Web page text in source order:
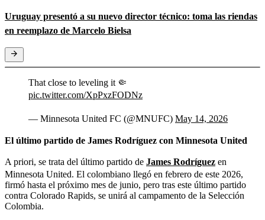
Uruguay presentó a su nuevo director técnico: toma las riendas
en reemplazo de Marcelo Bielsa
That close to leveling it 🤏
pic.twitter.com/XpPxzFODNz
— Minnesota United FC (@MNUFC) May 14, 2026
El último partido de James Rodríguez con Minnesota United
A priori, se trata del último partido de James Rodríguez en
Minnesota United. El colombiano llegó en febrero de este 2026,
firmó hasta el próximo mes de junio, pero tras este último partido
contra Colorado Rapids, se unirá al campamento de la Selección
Colombia.